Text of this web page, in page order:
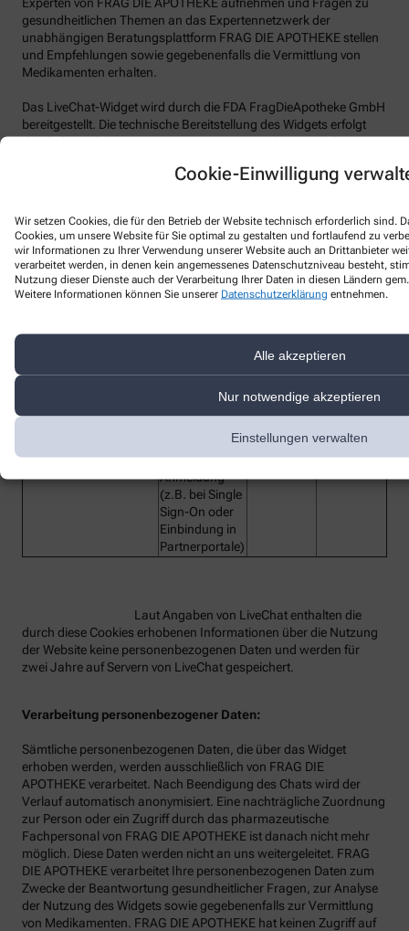
Cookie-Einwilligung
Wir setzen Cookies, die für den Betrieb der Website technisch erforderlich sind.
Cookies, um unsere Website für Sie optimal zu gestalten und fortlaufend zu
wir Informationen zu Ihrer Verwendung unserer Website auch an Drittanbieter
verarbeitet werden, in denen kein angemessenes Datenschutzniveau besteht,
Nutzung dieser Dienste auch der Verarbeitung Ihrer Daten in diesen Ländern
Weitere Informationen können Sie unserer Datenschutzerklärung entnehmen.
Alle akzeptieren
Nur notwendige akzeptieren
Einstellungen verwalten
gesundheitlichen Themen an das Expertennetzwerk der
unabhängigen Beratungsplattform FRAG DIE APOTHEKE stellen
und Empfehlungen sowie gegebenenfalls die Vermittlung von
Medikamenten erhalten.
Das LiveChat-Widget wird durch die FDA FragDieApotheke GmbH
bereitgestellt. Die technische Bereitstellung des Widgets erfolgt
durch den Subdienstleister Text, Inc. (101 Arch Street, 8th Floor,
Auftrag von FRAG DIE APOTHEKE handelt. Wir selbst haben kein
LiveChat verwendet funktionale Cookies.
Bezeichnung des
Dienstes
Funktion Anbieter Laufzeit
LiveChat 2 Jahre
Technisches
OAuth-
Anmeldung
(z.B. bei Single
Sign-On oder
Einbindung in
Partnerportale)
Laut Angaben von LiveChat enthalten die
durch diese Cookies erhobenen Informationen über die Nutzung
der Website keine personenbezogenen Daten und werden für
zwei Jahre auf Servern von LiveChat gespeichert.
Verarbeitung personenbezogener Daten:
Sämtliche personenbezogenen Daten, die über das Widget
erhoben werden, werden ausschließlich von FRAG DIE
APOTHEKE verarbeitet. Nach Beendigung des Chats wird der
Verlauf automatisch anonymisiert. Eine nachträgliche Zuordnung
zur Person oder ein Zugriff durch das pharmazeutische
Fachpersonal von FRAG DIE APOTHEKE ist danach nicht mehr
möglich. Diese Daten werden nicht an uns weitergeleitet. FRAG
DIE APOTHEKE verarbeitet Ihre personenbezogenen Daten zum
Zwecke der Beantwortung gesundheitlicher Fragen, zur Analyse
der Nutzung des Widgets sowie gegebenenfalls zur Vermittlung
von Medikamenten. FRAG DIE APOTHEKE hat keinen Zugriff auf